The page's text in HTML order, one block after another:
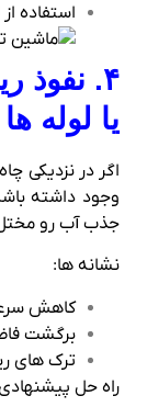
استفاده
۴. نفوذ
یا لوله‌ ها
اگر در نزدیکی
وجود داشته
جذب آب رو
نشانه‌ ها:
کاهش
برگشت
ترک‌ های
راه‌ حل